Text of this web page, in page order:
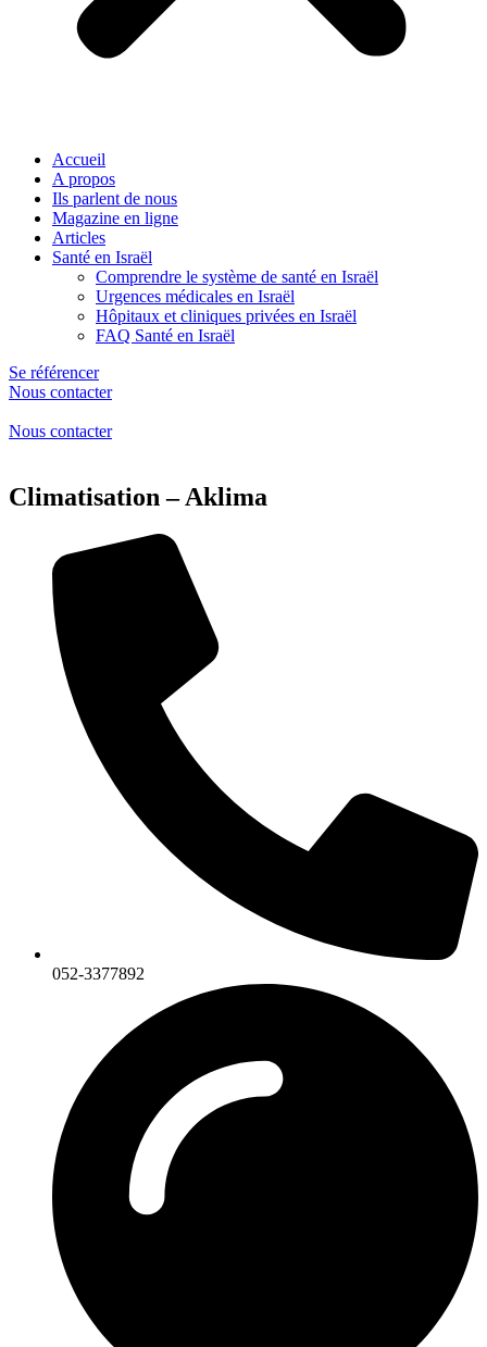
Accueil
A propos
Ils parlent de nous
Magazine en ligne
Articles
Santé en Israël
Comprendre le système de santé en Israël
Urgences médicales en Israël
Hôpitaux et cliniques privées en Israël
FAQ Santé en Israël
Se référencer
Nous contacter
Nous contacter
Climatisation – Aklima
052-3377892